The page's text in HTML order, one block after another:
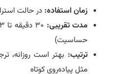
زمان استفاده:در حالت
مدت تقریبی:
۳۰
حساسیت)
ترتیب:بهتر است روزانه،
مثل پیاده‌روی کوتاه